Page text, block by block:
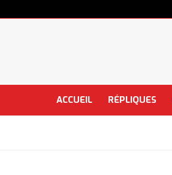
ACCUEIL RÉPLIQUES